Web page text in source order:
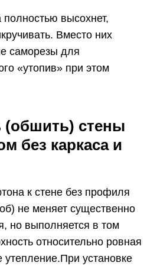
полностью высохнет,
Вместо них
саморезы для
«утопив» при этом
(обшить) стены
без каркаса и
к стене без профиля
не меняет существенно
но выполняется в том
относительно ровная
утепление.При установке